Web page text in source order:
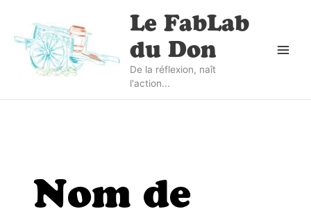
contenu
Le FabLab
du Don
De la réflexion, naît
l'action...
Nom de